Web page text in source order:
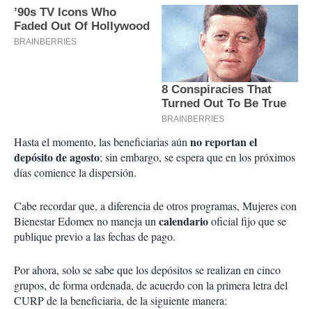
Hasta el momento, las beneficiarias aúnno reportan el
depósito de agosto; sin embargo, se espera que en los próximos
días comience la dispersión.
Cabe recordar que, a diferencia de otros programas, Mujeres con
Bienestar Edomex no maneja uncalendariooficial fijo que se
publique previo a las fechas de pago.
Por ahora, solo se sabe que los depósitos se realizan en cinco
grupos, de forma ordenada, de acuerdo con la primera letra del
CURP de la beneficiaria, de la siguiente manera: